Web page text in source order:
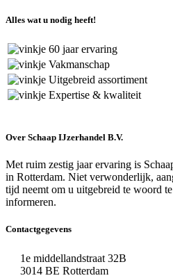
Alles wat u nodig heeft!
60 jaar ervaring
Vakmanschap
Uitgebreid assortiment
Expertise & kwaliteit
Over Schaap IJzerhandel B.V.
Met ruim zestig jaar ervaring is
in Rotterdam. Niet verwonderlijk,
tijd neemt om u uitgebreid te woord
informeren.
Contactgegevens
1e middellandstraat 32B
3014 BE Rotterdam